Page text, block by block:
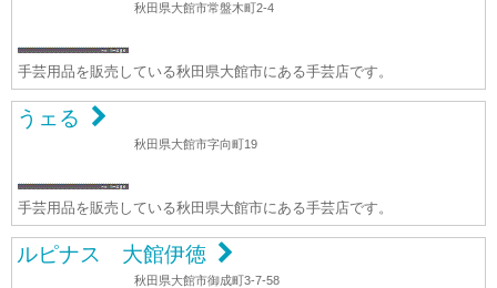
秋田県大館市常盤木町2-4
手芸用品を販売している秋田県大館市にある手芸店です。
うェる
秋田県大館市字向町19
手芸用品を販売している秋田県大館市にある手芸店です。
ルピナス 大館伊徳
秋田県大館市御成町3-7-58